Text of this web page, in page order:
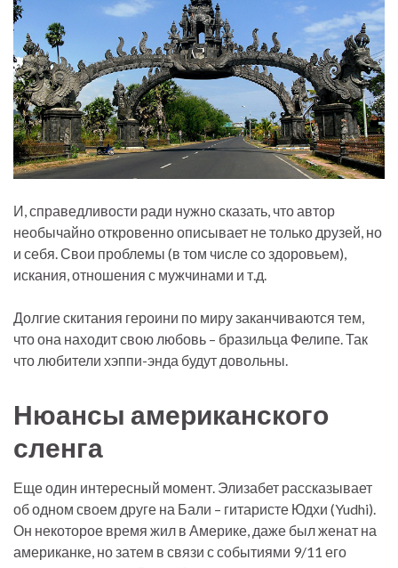
И, справедливости ради нужно сказать, что автор
необычайно откровенно описывает не только друзей, но
и себя. Свои проблемы (в том числе со здоровьем),
искания, отношения с мужчинами и т.д.
Долгие скитания героини по миру заканчиваются тем,
что она находит свою любовь – бразильца Фелипе. Так
что любители хэппи-энда будут довольны.
Нюансы американского
сленга
Еще один интересный момент. Элизабет рассказывает
об одном своем друге на Бали – гитаристе Юдхи (Yudhi).
Он некоторое время жил в Америке, даже был женат на
американке, но затем в связи с событиями 9/11 его